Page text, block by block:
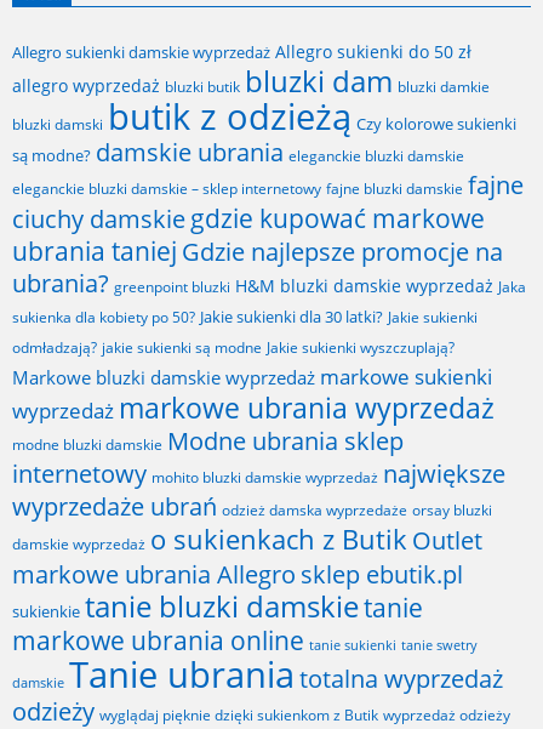
Allegro sukienki damskie wyprzedaż Allegro sukienki do 50 zł
allegro wyprzedaż bluzki butik bluzki dam bluzki damkie
bluzki damski butik z odzieżą Czy kolorowe sukienki
są modne? damskie ubrania eleganckie bluzki damskie
eleganckie bluzki damskie – sklep internetowy fajne bluzki damskie fajne
ciuchy damskiegdzie kupować markowe
ubrania taniej Gdzie najlepsze promocje na
ubrania? greenpoint bluzki H&M bluzki damskie wyprzedaż Jaka
sukienka dla kobiety po 50? Jakie sukienki dla 30 latki? Jakie sukienki
odmładzają? jakie sukienki są modne Jakie sukienki wyszczuplają?
Markowe bluzki damskie wyprzedaż markowe sukienki
wyprzedaż markowe ubrania wyprzedaż
modne bluzki damskie Modne ubrania sklep
internetowy mohito bluzki damskie wyprzedaż największe
wyprzedaże ubrań odzież damska wyprzedaże orsay bluzki
damskie wyprzedaż o sukienkach z Butik Outlet
markowe ubrania Allegro sklep ebutik.pl
sukienkie tanie bluzki damskietanie
markowe ubrania online tanie sukienki tanie swetry
damskie Tanie ubrania totalna wyprzedaż
odzieży wyglądaj pięknie dzięki sukienkom z Butik wyprzedaż odzieży